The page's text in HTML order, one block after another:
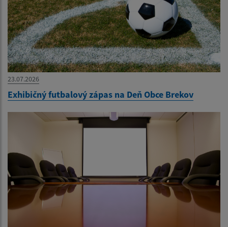
23.07.2026
Exhibičný futbalový zápas na Deň Obce Brekov